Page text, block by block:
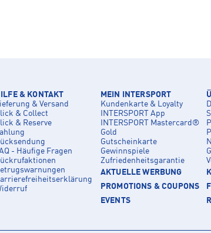
& KONTAKT
& Versand
& Collect
& Reserve
- Häufige Fragen
MEIN INTERSPORT
Kundenkarte & Loyalty
INTERSPORT App
INTERSPORT Mastercard®
Gold
Gutscheinkarte
Gewinnspiele
Zufriedenheitsgarantie
AKTUELLE WERBUNG
PROMOTIONS & COUPONS
EVENTS